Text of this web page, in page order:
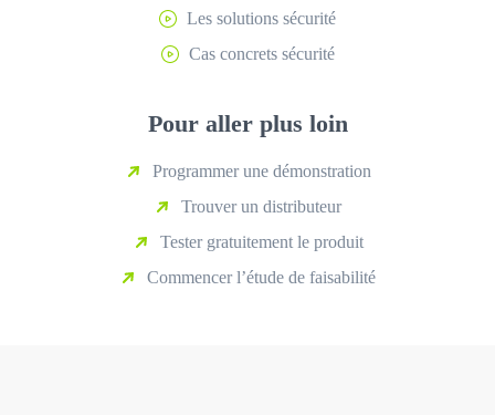
Les solutions sécurité
Cas concrets sécurité
Pour aller plus loin
Programmer une démonstration
Trouver un distributeur
Tester gratuitement le produit
Commencer l’étude de faisabilité